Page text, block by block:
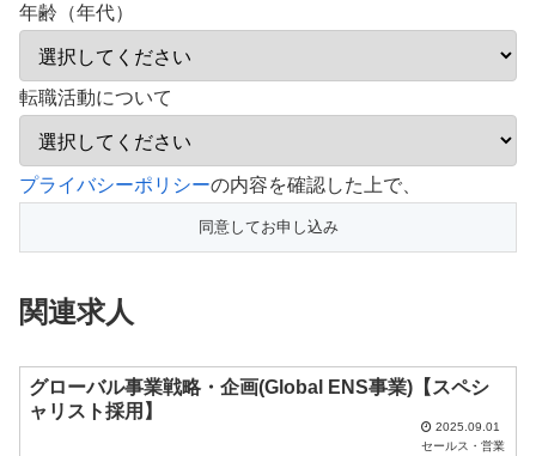
年齢（年代）
転職活動について
こ
フ
ー
ド
は
プライバシーポリシーの内容を確認した上で、
関連求人
グローバル事業戦略・企画(Global ENS事業)【スペシ
ャリスト採用】
2025.09.01
セールス・営業